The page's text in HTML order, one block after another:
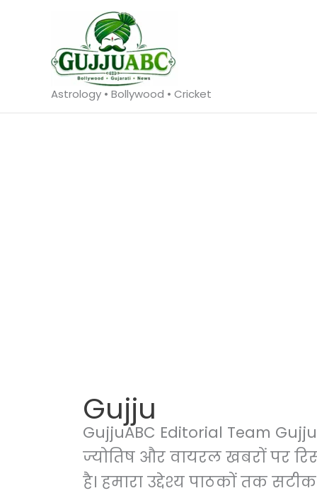
Astrology • Bollywood • Cricket
Gujju
GujjuABC Editorial Team
ज्योतिष और वायरल खबरों पर
है। हमारा उद्देश्य पाठकों तक